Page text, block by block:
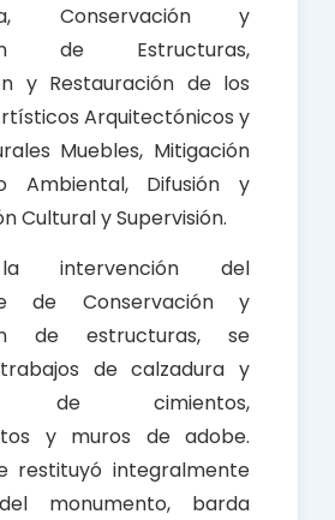
Conservación y
de Estructuras,
y Restauración de los
Arquitectónicos y
Muebles, Mitigación
Ambiental, Difusión y
Cultural y Supervisión.
intervención del
de Conservación y
de estructuras, se
de calzadura y
de cimientos,
y muros de adobe.
restituyó integralmente
monumento, barda